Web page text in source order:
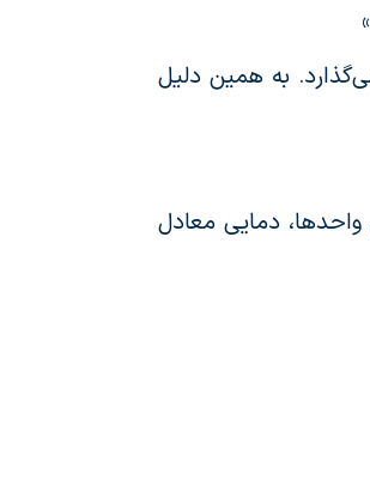
به همین دلیل
دمایی معادل